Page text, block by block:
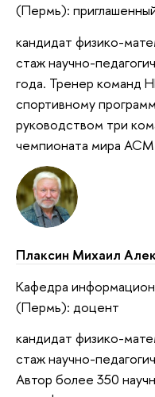
(Пермь): п
кандидат физико-
стаж научно-
года. Тренер
спортивному
руководством три
чемпионата мира
Плаксин Михаил
Кафедра
(Пермь): доцент
кандидат физико-
стаж научно-
Автор более 350